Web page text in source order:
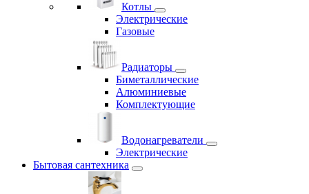
Котлы
Электрические
Газовые
Радиаторы
Биметаллические
Алюминиевые
Комплектующие
Водонагреватели
Электрические
Бытовая сантехника